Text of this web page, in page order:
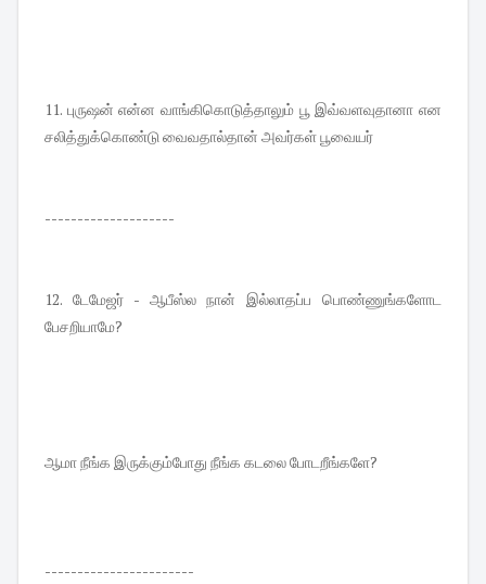
11. புருஷன் என்ன வாங்கிகொடுத்தாலும் பூ இவ்வளவுதானா என
சலித்துக்கொண்டு வைவதால்தான் அவர்கள் பூவையர்
--------------------
12. டேமேஜர் - ஆபீஸ்ல நான் இல்லாதப்ப பொண்ணுங்களோட
பேசறியாமே?
ஆமா நீங்க இருக்கும்போது நீங்க கடலை போடறீங்களே?
-----------------------